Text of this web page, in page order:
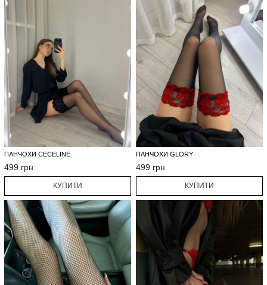
ПАНЧОХИ CECELINE
499 грн
КУПИТИ
ПАНЧОХИ GLORY
499 грн
КУПИТИ